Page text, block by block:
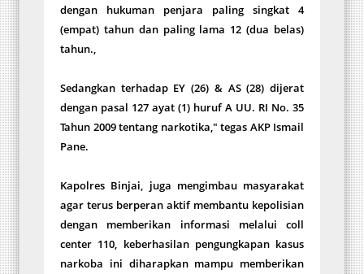
dengan hukuman penjara paling singkat 4
(empat) tahun dan paling lama 12 (dua belas)
tahun.,
Sedangkan terhadap EY (26) & AS (28) dijerat
dengan pasal 127 ayat (1) huruf A UU. RI No. 35
Tahun 2009 tentang narkotika," tegas AKP Ismail
Pane.
Kapolres Binjai, juga mengimbau masyarakat
agar terus berperan aktif membantu kepolisian
dengan memberikan informasi melalui coll
center 110, keberhasilan pengungkapan kasus
narkoba ini diharapkan mampu memberikan